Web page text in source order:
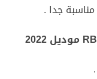
جدا .